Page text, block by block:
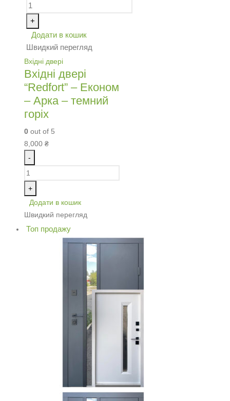
+
Додати в кошик
Швидкий перегляд
Вхідні двері
Вхідні двері
“Redfort” – Економ
– Арка – темний
горіх
0 out of 5
8,000 ₴
-
+
Додати в кошик
Швидкий перегляд
Топ продажу